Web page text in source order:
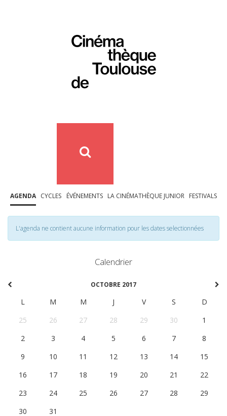
AGENDA CYCLES ÉVÉNEMENTS LA CINÉMATHÈQUE JUNIOR FESTIVALS
L'agenda ne contient aucune information pour les dates selectionnées
Calendrier
OCTOBRE 2017
L M M J V S
D
25
26 27 28 29 30
1
2
3 4 5 6 7
8
9
10 11 12 13 14
15
16
17 18 19 20 21
22
23
24 25 26 27 28
29
30
31